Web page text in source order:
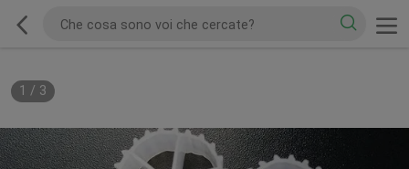
1 / 3